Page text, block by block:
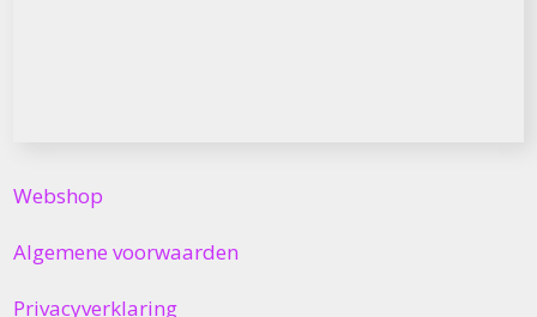
Webshop
Algemene voorwaarden
Privacyverklaring